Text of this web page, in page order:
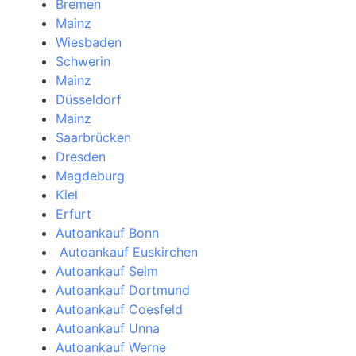
Bremen
Mainz
Wiesbaden
Schwerin
Mainz
Düsseldorf
Mainz
Saarbrücken
Dresden
Magdeburg
Kiel
Erfurt
Autoankauf Bonn
Autoankauf Euskirchen
Autoankauf Selm
Autoankauf Dortmund
Autoankauf Coesfeld
Autoankauf Unna
Autoankauf Werne